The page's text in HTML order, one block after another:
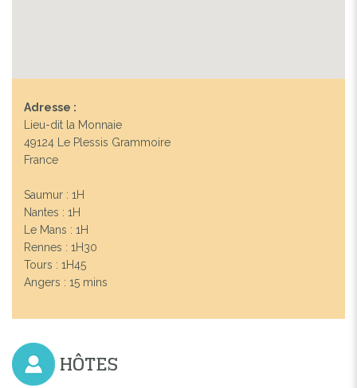
Adresse :
Lieu-dit la Monnaie
49124 Le Plessis Grammoire
France
Saumur : 1H
Nantes : 1H
Le Mans : 1H
Rennes : 1H30
Tours : 1H45
Angers : 15 mins
HÔTES